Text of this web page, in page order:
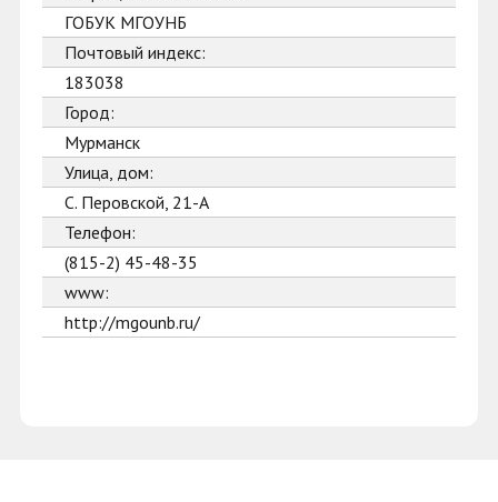
ГОБУК МГОУНБ
Почтовый индекс:
183038
Город:
Мурманск
Улица, дом:
С. Перовской, 21-А
Телефон:
(815-2) 45-48-35
www:
http://mgounb.ru/